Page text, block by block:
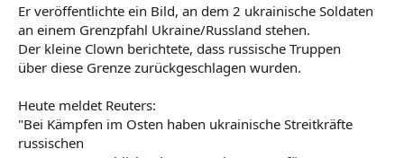
Er veröffentlichte ein Bild, an dem 2 ukrainische Soldaten
an einem Grenzpfahl Ukraine/Russland stehen.
Der kleine Clown berichtete, dass russische Truppen
über diese Grenze zurückgeschlagen wurden.
Heute meldet Reuters:
"Bei Kämpfen im Osten haben ukrainische Streitkräfte
russischen